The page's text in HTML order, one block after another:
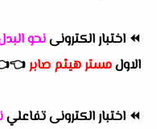
⏪ اختبار الكترونىنحو
الاولمستر هيثم صابر👈
⏪ اختبار الكترونى تفاعلي